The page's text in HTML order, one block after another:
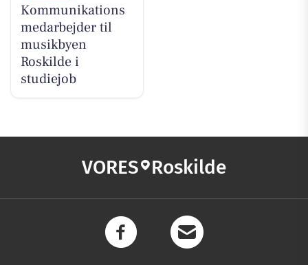
Kommunikations
medarbejder til
musikbyen
Roskilde i
studiejob
VORES Roskilde